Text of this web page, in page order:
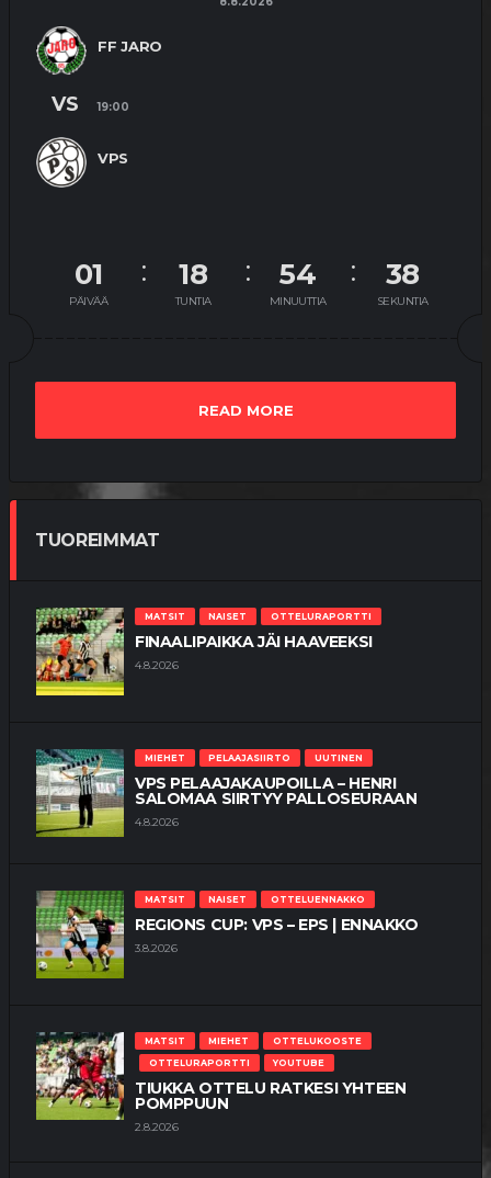
FF JARO
VPS
VS 19:00
01
PÄIVÄÄ
18
TUNTIA
54
MINUUTTIA
37
SEKUNTIA
READ MORE
TUOREIMMAT
MATSIT NAISET OTTELURAPORTTI
FINAALIPAIKKA JÄI HAAVEEKSI
4.8.2026
MIEHET PELAAJASIIRTO UUTINEN
VPS PELAAJAKAUPOILLA – HENRI
SALOMAA SIIRTYY PALLOSEURAAN
4.8.2026
MATSIT NAISET OTTELUENNAKKO
REGIONS CUP: VPS – EPS | ENNAKKO
3.8.2026
MATSIT MIEHET
OTTELUKOOSTE
OTTELURAPORTTI
YOUTUBE
TIUKKA OTTELU RATKESI YHTEEN
POMPPUUN
2.8.2026